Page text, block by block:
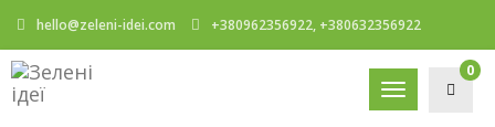
hello@zeleni-idei.com +380962356922, +380632356922
Toggle
navigation
0